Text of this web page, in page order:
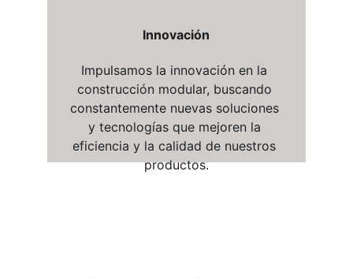
Innovación
Impulsamos la innovación en la
construcción modular, buscando
constantemente nuevas soluciones
y tecnologías que mejoren la
eficiencia y la calidad de nuestros
productos.